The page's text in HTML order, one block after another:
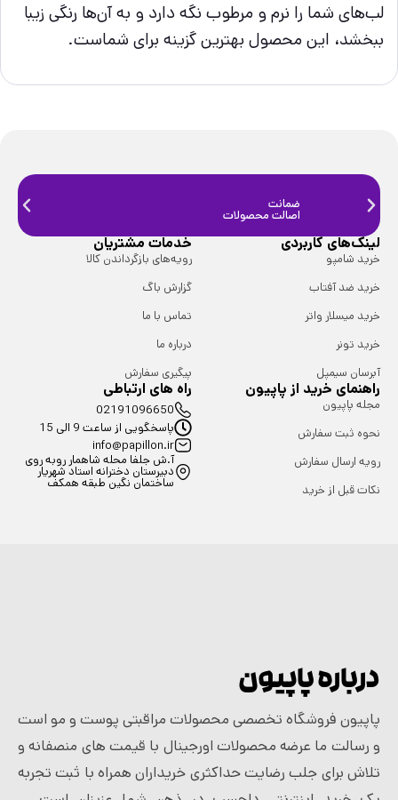
لب‌های شما را نرم و مرطوب نگه دارد و به آن‌ها رنگی زیبا
ببخشد، این محصول بهترین گزینه برای شماست.
ضمانت
اصالت محصولات
لینک‌های کاربردی
خرید شامپو
خرید ضد آفتاب
خرید میسلار واتر
خرید تونر
آبرسان سیمپل
خدمات مشتریان
رویه‌های بازگرداندن کالا
گزارش باگ
تماس با ما
درباره ما
پیگیری سفارش
راهنمای خرید از پاپیون
مجله پاپیون
نحوه ثبت سفارش
رویه ارسال سفارش
نکات قبل از خرید
راه های ارتباطی
02191096650
پاسخگویی از ساعت 9 الی 15
info@papillon.ir
آ.ش جلفا محله شاهمار روبه روی
دبیرستان دخترانه استاد شهریار
ساختمان نگین طبقه همکف
درباره پاپیون
پاپیون فروشگاه تخصصی محصولات مراقبتی پوست و مو است
و رسالت ما عرضه محصولات اورجینال با قیمت های منصفانه و
تلاش برای جلب رضایت حداکثری خریداران همراه با ثبت تجربه